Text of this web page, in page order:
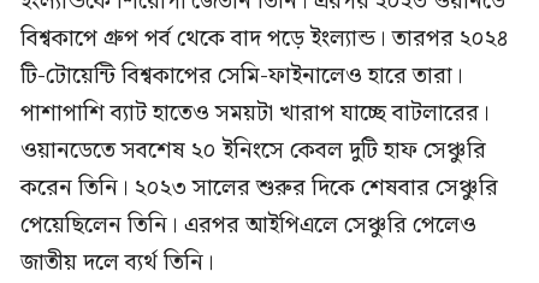
বিশ্বকাপে গ্রুপ পর্ব থেকে বাদ পড়ে ইংল্যান্ড। তারপর ২০২৪
টি-টোয়েন্টি বিশ্বকাপের সেমি-ফাইনালেও হারে তারা।
পাশাপাশি ব্যাট হাতেও সময়টা খারাপ যাচ্ছে বাটলারের।
ওয়ানডেতে সবশেষ ২০ ইনিংসে কেবল দুটি হাফ সেঞ্চুরি
করেন তিনি। ২০২৩ সালের শুরুর দিকে শেষবার সেঞ্চুরি
পেয়েছিলেন তিনি। এরপর আইপিএলে সেঞ্চুরি পেলেও
জাতীয় দলে ব্যর্থ তিনি।